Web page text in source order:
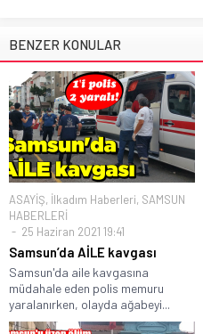
BENZER KONULAR
ASAYİŞ, İlkadım Haberleri, SAMSUN
HABERLERİ
25 Haziran 2021 19:41
Samsun’da AİLE kavgası
Samsun'da aile kavgasına
müdahale eden polis memuru
yaralanırken, olayda ağabeyi...